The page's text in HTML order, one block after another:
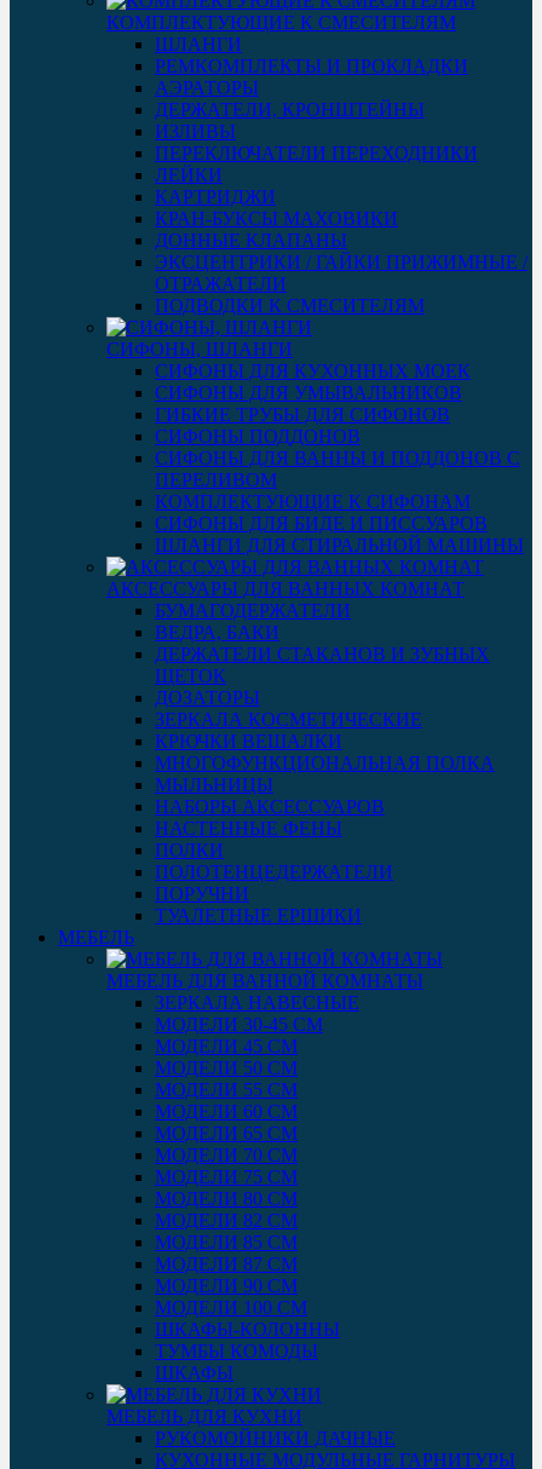
КОМПЛЕКТУЮЩИЕ К СМЕСИТЕЛЯМ
ШЛАНГИ
РЕМКОМПЛЕКТЫ И ПРОКЛАДКИ
АЭРАТОРЫ
ДЕРЖАТЕЛИ, КРОНШТЕЙНЫ
ИЗЛИВЫ
ПЕРЕКЛЮЧАТЕЛИ ПЕРЕХОДНИКИ
ЛЕЙКИ
КАРТРИДЖИ
КРАН-БУКСЫ МАХОВИКИ
ДОННЫЕ КЛАПАНЫ
ЭКСЦЕНТРИКИ / ГАЙКИ ПРИЖИМНЫЕ /
ОТРАЖАТЕЛИ
ПОДВОДКИ К СМЕСИТЕЛЯМ
СИФОНЫ, ШЛАНГИ
СИФОНЫ ДЛЯ КУХОННЫХ МОЕК
СИФОНЫ ДЛЯ УМЫВАЛЬНИКОВ
ГИБКИЕ ТРУБЫ ДЛЯ СИФОНОВ
СИФОНЫ ПОДДОНОВ
СИФОНЫ ДЛЯ ВАННЫ И ПОДДОНОВ С
ПЕРЕЛИВОМ
КОМПЛЕКТУЮЩИЕ К СИФОНАМ
СИФОНЫ ДЛЯ БИДЕ И ПИССУАРОВ
ШЛАНГИ ДЛЯ СТИРАЛЬНОЙ МАШИНЫ
АКСЕССУАРЫ ДЛЯ ВАННЫХ КОМНАТ
БУМАГОДЕРЖАТЕЛИ
ВЕДРА, БАКИ
ДЕРЖАТЕЛИ СТАКАНОВ И ЗУБНЫХ
ЩЕТОК
ДОЗАТОРЫ
ЗЕРКАЛА КОСМЕТИЧЕСКИЕ
КРЮЧКИ ВЕШАЛКИ
МНОГОФУНКЦИОНАЛЬНАЯ ПОЛКА
МЫЛЬНИЦЫ
НАБОРЫ АКСЕССУАРОВ
НАСТЕННЫЕ ФЕНЫ
ПОЛКИ
ПОЛОТЕНЦЕДЕРЖАТЕЛИ
ПОРУЧНИ
ТУАЛЕТНЫЕ ЕРШИКИ
МЕБЕЛЬ
МЕБЕЛЬ ДЛЯ ВАННОЙ КОМНАТЫ
ЗЕРКАЛА НАВЕСНЫЕ
МОДЕЛИ 30-45 СМ
МОДЕЛИ 45 СМ
МОДЕЛИ 50 СМ
МОДЕЛИ 55 СМ
МОДЕЛИ 60 СМ
МОДЕЛИ 65 СМ
МОДЕЛИ 70 СМ
МОДЕЛИ 75 СМ
МОДЕЛИ 80 СМ
МОДЕЛИ 82 СМ
МОДЕЛИ 85 СМ
МОДЕЛИ 87 СМ
МОДЕЛИ 90 СМ
МОДЕЛИ 100 СМ
ШКАФЫ-КОЛОННЫ
ТУМБЫ КОМОДЫ
ШКАФЫ
МЕБЕЛЬ ДЛЯ КУХНИ
РУКОМОЙНИКИ ДАЧНЫЕ
КУХОННЫЕ МОДУЛЬНЫЕ ГАРНИТУРЫ